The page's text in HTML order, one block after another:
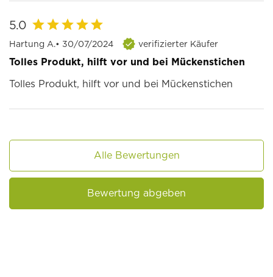
5.0
Hartung A.• 30/07/2024 verifizierter Käufer
Tolles Produkt, hilft vor und bei Mückenstichen
Tolles Produkt, hilft vor und bei Mückenstichen
Alle Bewertungen
Bewertung abgeben